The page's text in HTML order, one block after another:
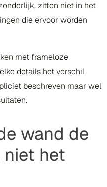
zitten niet in het
die ervoor worden
met frameloze
details het verschil
beschreven maar wel
wand de
niet het